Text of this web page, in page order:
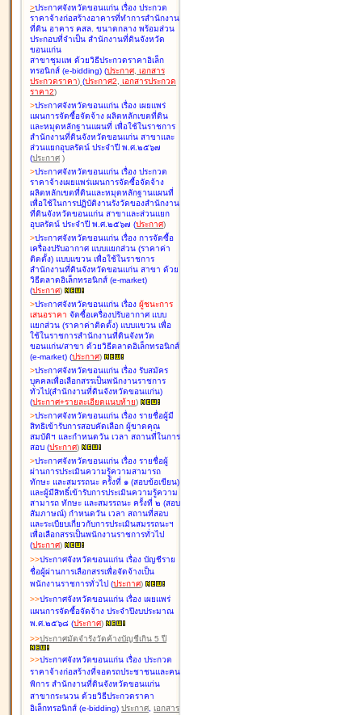
>ประกาศจังหวัดขอนแก่น เรื่อง ประกวด
ราคาจ้างก่อสร้างอาคารที่ทำการสำนักงาน
ที่ดิน อาคาร คสล. ขนาดกลาง พร้อมส่วน
ประกอบที่จำเป็น สำนักงานที่ดินจังหวัด
ขอนแก่น
สาขาชุมแพ ด้วยวิธีประกวดราคาอิเล็ก
ทรอนิกส์ (e-bidding) (ประกาศ, เอกสาร
ประกวดราคา) (ประกาศ2, เอกสารประกวด
ราคา2)
>ประกาศจังหวัดขอนแก่น เรื่อง เผยแพร่
แผนการจัดซื้อจัดจ้าง ผลิตหลักเขตที่ดิน
และหมุดหลักฐานแผนที่ เพื่อใช้ในราชการ
สำนักงานที่ดินจังหวัดขอนแก่น สาขาและ
ส่วนแยกอุบลรัตน์ ประจำปี พ.ศ.๒๕๖๗
(ประกาศ )
>ประกาศจังหวัดขอนแก่น เรื่อง ประกวด
ราคาจ้างเผยแพร่แผนการจัดซื้อจัดจ้าง
ผลิตหลักเขตที่ดินและหมุดหลักฐานแผนที่
เพื่อใช้ในการปฏิบัติงานรังวัดของสำนักงาน
ที่ดินจังหวัดขอนแก่น สาขาและส่วนแยก
อุบลรัตน์ ประจำปี พ.ศ.๒๕๖๗ (ประกาศ)
>ประกาศจังหวัดขอนแก่น เรื่อง การจัดซื้อ
เครื่องปรับอากาศ แบบแยกส่วน (ราคาค่า
ติดตั้ง) แบบแขวน เพื่อใช้ในราชการ
สำนักงานที่ดินจังหวัดขอนแก่น สาขา ด้วย
วิธีตลาดอิเล็กทรอนิกส์ (e-market)
(ประกาศ)
>ประกาศจังหวัดขอนแก่น เรื่อง ผู้ชนะการ
เสนอราคา จัดซื้อเครื่องปรับอากาศ แบบ
แยกส่วน (ราคาค่าติดตั้ง) แบบแขวน เพื่อ
ใช้ในราชการสำนักงานที่ดินจังหวัด
ขอนแก่น/สาขา ด้วยวิธีตลาดอิเล็กทรอนิกส์
(e-market) (ประกาศ)
>ประกาศจังหวัดขอนแก่น เรื่อง รับสมัคร
บุคคลเพื่อเลือกสรรเป็นพนักงานราชการ
ทั่วไป(สำนักงานที่ดินจังหวัดขอนแก่น)
(ประกาศ+รายละเอียดแนบท้าย)
>ประกาศจังหวัดขอนแก่น เรื่อง รายชื่อผู้มี
สิทธิเข้ารับการสอบคัดเลือก ผู้ขาดคุณ
สมบัติฯ และกำหนดวัน เวลา สถานที่ในการ
สอบ (ประกาศ)
>ประกาศจังหวัดขอนแก่น เรื่อง รายชื่อผู้
ผ่านการประเมินความรู้ความสามารถ
ทักษะ และสมรรถนะ ครั้งที่ ๑ (สอบข้อเขียน)
และผู้มีสิทธิ์เข้ารับการประเมินความรู้ความ
สามารถ ทักษะ และสมรรถนะ ครั้งที่ ๒ (สอบ
สัมภาษณ์) กำหนดวัน เวลา สถานที่สอบ
และระเบียบเกี่ยวกับการประเมินสมรรถนะฯ
เพื่อเลือกสรรเป็นพนักงานราชการทั่วไป
(ประกาศ)
>>ประกาศจังหวัดขอนแก่น เรื่อง บัญชีราย
ชื่อผู้ผ่านการเลือกสรรเพื่อจัดจ้างเป็น
พนักงานราชการทั่วไป (ประกาศ)
>>ประกาศจังหวัดขอนแก่น เรื่อง เผยแพร่
แผนการจัดซื้อจัดจ้าง ประจำปีงบประมาณ
พ.ศ.๒๕๖๘ (ประกาศ)
>>ประกาศมัดจำรังวัดค้างบัญชีเกิน 5 ปี
>>ประกาศจังหวัดขอนแก่น เรื่อง ประกวด
ราคาจ้างก่อสร้างที่จอดรถประชาชนและคน
พิการ สำนักงานที่ดินจังหวัดขอนแก่น
สาขากระนวน ด้วยวิธีประกวดราคา
อิเล็กทรอนิกส์ (e-bidding) ประกาศ, เอกสาร